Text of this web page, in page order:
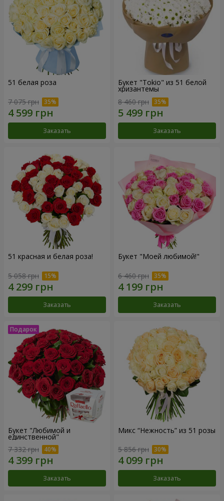
51 белая роза
7 075 грн
Заказать
Букет "Tokio" из 51 белой
хризантемы
8 460 грн
Заказать
51 красная и белая роза!
5 058 грн
Заказать
Букет "Моей любимой!"
6 460 грн
Заказать
Букет "Любимой и
единственной"
7 332 грн
Заказать
Микс “Нежность” из 51 розы
5 856 грн
Заказать